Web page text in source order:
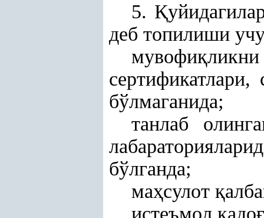
5. Қ
деб топилиши
мувофиқ
бўлмаганида;
танлаб
бўлганда;
маҳсулот қ
истеъмол қадоғ